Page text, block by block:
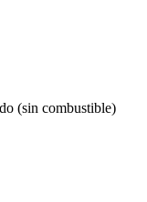
(sin combustible)